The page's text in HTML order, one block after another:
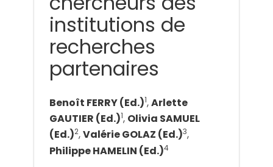
institutions de
recherches
partenaires
Benoît FERRY (Ed.)1,Arlette
GAUTIER (Ed.)1, Olivia SAMUEL
(Ed.)2,Valérie GOLAZ (Ed.)3,
Philippe HAMELIN (Ed.)4